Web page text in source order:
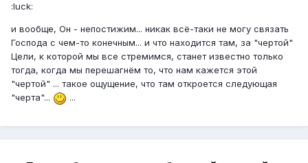
:luck:
и вообще, Он - непостижим... никак всё-таки не могу связать
Господа с чем-то конечным... и что находится там, за "чертой"
Цели, к которой мы все стремимся, станет известно только
тогда, когда мы перешагнём то, что нам кажется этой
"чертой" ... такое ощущение, что там откроется следующая
"черта"...
...